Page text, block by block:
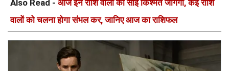
Also Read - आज इन राशि वालों की सोई किश्मत जागेगी, कर्ई राशि
वालों को चलना होगा संभल कर, जानिए आज का राशिफल